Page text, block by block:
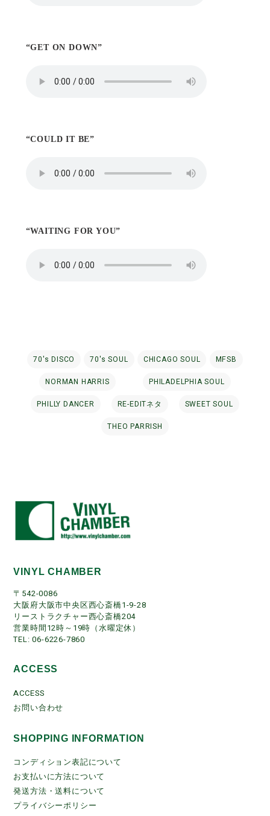
“GET ON DOWN”
“COULD IT BE”
“WAITING FOR YOU”
70's DISCO 70's SOUL CHICAGO SOUL MFSB
NORMAN HARRIS PHILADELPHIA SOUL
PHILLY DANCER RE-EDITネタ SWEET SOUL
THEO PARRISH
VINYL CHAMBER
〒542-0086
大阪府大阪市中央区西心斎橋1-9-28
リーストラクチャー西心斎橋204
営業時間12時～19時（水曜定休）
TEL: 06-6226-7860
ACCESS
ACCESS
お問い合わせ
SHOPPING INFORMATION
コンディション表記について
お支払いに方法について
発送方法・送料について
プライバシーポリシー